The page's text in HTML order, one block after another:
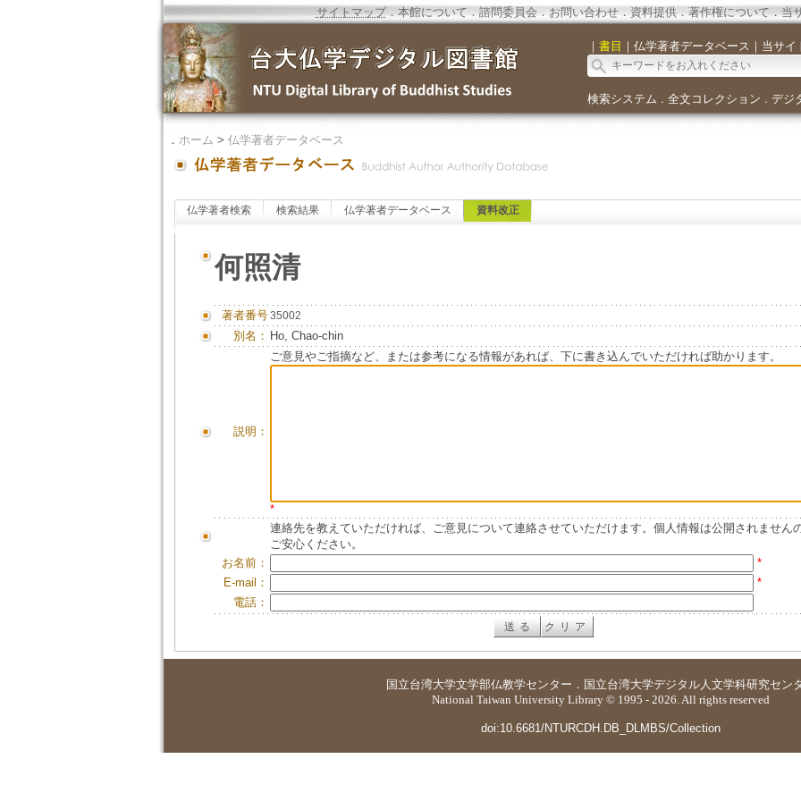
サイトマップ．本館について．諮問委員会． お問い合わせ． 資料提供．著作権について．当
｜ 書目 ｜ 仏学著者データベース ｜ 当サイ
検索システム ． 全文コレクション ． デジ
． ホーム > 仏学著者データベース
仏学著者検索 検索結果 仏学著者データベース 資料改正
何照清
著者番号35002
別名： Ho, Chao-chin
説明：
ご意見やご指摘など、または参考になる情報があれば、下に書き込んでいただければ助かります。
*
連絡先を教えていただければ、ご意見について連絡させていただけます。個人情報は公開されません
ご安心ください。
お名前：
*
E-mail：
*
電話：
国立台湾大学文学部仏教学センター ． 国立台湾大学デジタル人文学科研究セン
National Taiwan University Library © 1995 - 2026. All rights reserved
doi:10.6681/NTURCDH.DB_DLMBS/Collection